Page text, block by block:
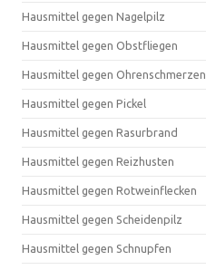
Hausmittel gegen Nagelpilz
Hausmittel gegen Obstfliegen
Hausmittel gegen Ohrenschmerzen
Hausmittel gegen Pickel
Hausmittel gegen Rasurbrand
Hausmittel gegen Reizhusten
Hausmittel gegen Rotweinflecken
Hausmittel gegen Scheidenpilz
Hausmittel gegen Schnupfen